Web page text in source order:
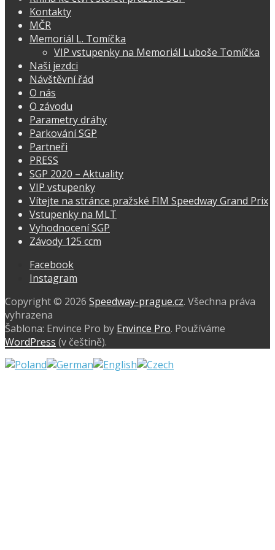
Kontakty
MČR
Memoriál L. Tomíčka
VIP vstupenky na Memoriál Luboše Tomíčka
Naši jezdci
Návštěvní řád
O nás
O závodu
Parametry dráhy
Parkování SGP
Partneři
PRESS
SGP 2020 – Aktuality
VIP vstupenky
Vítejte na stránce pražské FIM Speedway Grand Prix
Vstupenky na MLT
Vyhodnocení SGP
Závody 125 ccm
Facebook
Instagram
Copyright © 2026 Speedway-prague.cz. Všechna práva
vyhrazena
Šablona: Envince Pro by Envince Pro. Používáme
WordPress (v češtině).